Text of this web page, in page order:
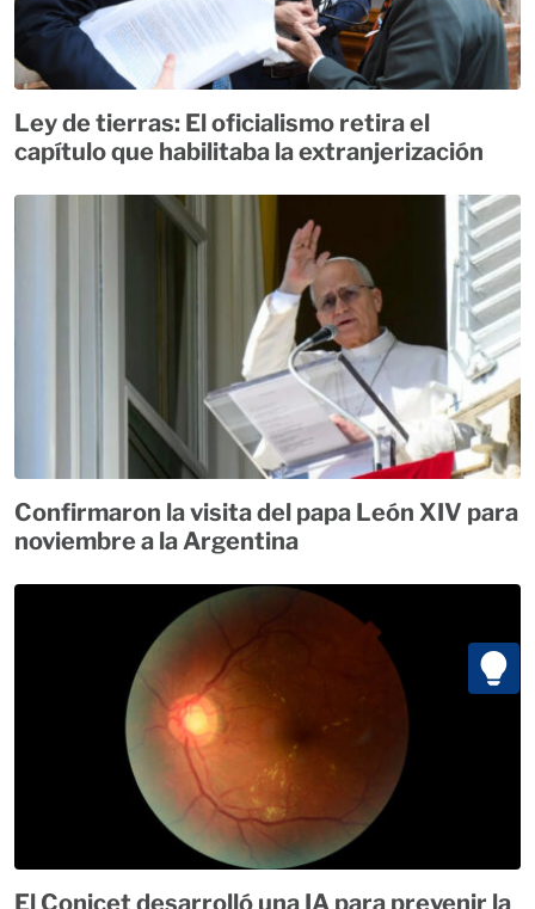
Ley de tierras: El oficialismo retira el
capítulo que habilitaba la extranjerización
Confirmaron la visita del papa León XIV para
noviembre a la Argentina
El Conicet desarrolló una IA para prevenir la